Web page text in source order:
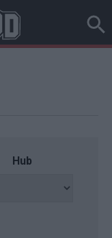
Hub